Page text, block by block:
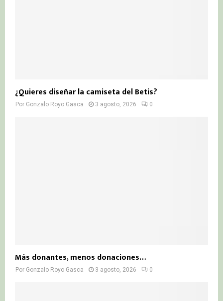
¿Quieres diseñar la camiseta del Betis?
Por Gonzalo Royo Gasca 3 agosto, 2026 0
Más donantes, menos donaciones…
Por Gonzalo Royo Gasca 3 agosto, 2026 0